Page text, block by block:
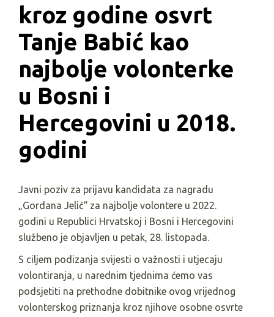
kroz godine osvrt
Tanje Babić kao
najbolje volonterke
u Bosni i
Hercegovini u 2018.
godini
Javni poziv za prijavu kandidata za nagradu
„Gordana Jelić“ za najbolje volontere u 2022.
godini u Republici Hrvatskoj i Bosni i Hercegovini
službeno je objavljen u petak, 28. listopada.
S ciljem podizanja svijesti o važnosti i utjecaju
volontiranja, u narednim tjednima ćemo vas
podsjetiti na prethodne dobitnike ovog vrijednog
volonterskog priznanja kroz njihove osobne osvrte